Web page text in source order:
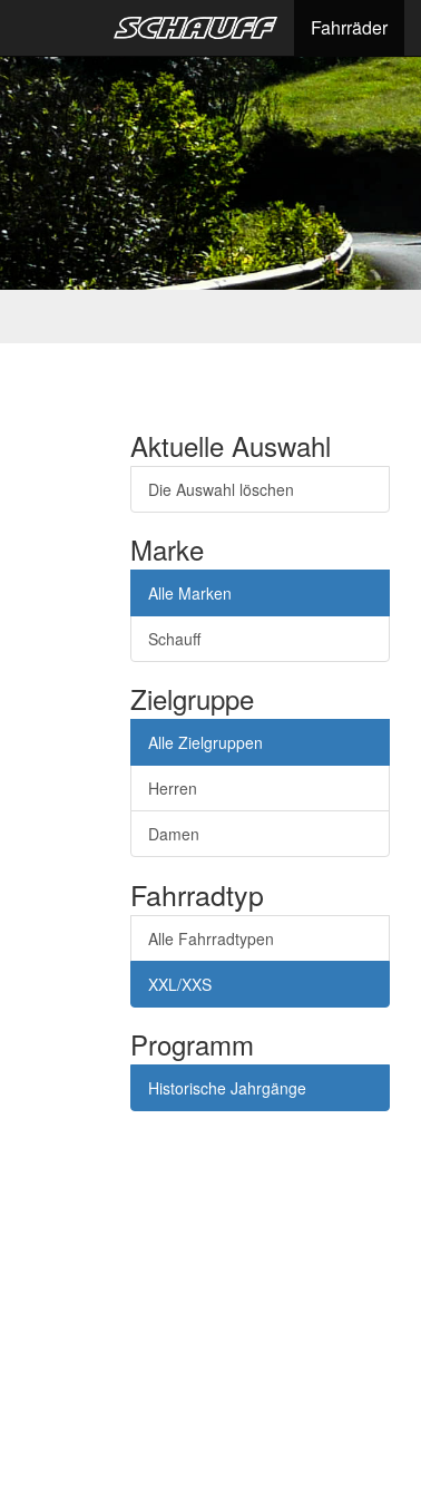
Fahrräder
Aktuelle Auswahl
Die Auswahl löschen
Marke
Alle Marken
Schauff
Zielgruppe
Alle Zielgruppen
Herren
Damen
Fahrradtyp
Alle Fahrradtypen
XXL/XXS
Programm
Historische Jahrgänge